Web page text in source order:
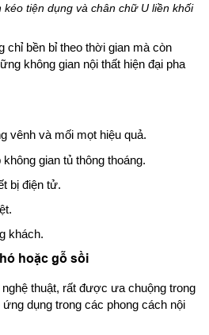
tiện dụng và chân chữ U liền khối
chỉ bền bỉ theo thời gian mà còn
không gian nội thất hiện đại pha
vênh và mối mọt hiệu quả.
gian tủ thông thoáng.
bị điện tử.
khách.
hoặc gỗ sồi
thuật, rất được ưa chuộng trong
dụng trong các phong cách nội